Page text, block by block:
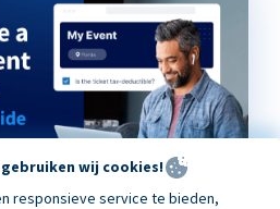
wij cookies!
responsieve service te bieden,